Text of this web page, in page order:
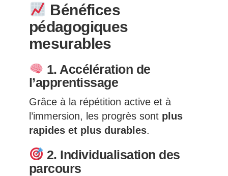
Bénéfices
pédagogiques
mesurables
1. Accélération de
l’apprentissage
Grâce à la répétition active et à
l’immersion, les progrès sont plus
rapides et plus durables.
2. Individualisation des
parcours